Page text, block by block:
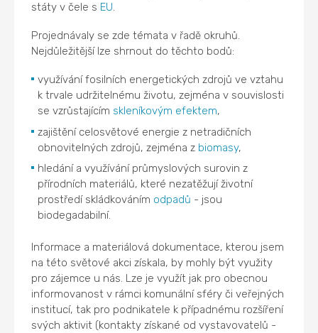
státy v čele s EU.
Projednávaly se zde témata v řadě okruhů.
Nejdůležitější lze shrnout do těchto bodů:
využívání fosilních energetických zdrojů ve vztahu
k trvale udržitelnému životu, zejména v souvislosti
se vzrůstajícím skleníkovým efektem,
zajištění celosvětové energie z netradičních
obnovitelných zdrojů, zejména z biomasy,
hledání a využívání průmyslových surovin z
přírodních materiálů, které nezatěžují životní
prostředí skládkováním odpadů - jsou
biodegadabilní.
Informace a materiálová dokumentace, kterou jsem
na této světové akci získala, by mohly být využity
pro zájemce u nás. Lze je využít jak pro obecnou
informovanost v rámci komunální sféry či veřejných
institucí, tak pro podnikatele k případnému rozšíření
svých aktivit (kontakty získané od vystavovatelů -